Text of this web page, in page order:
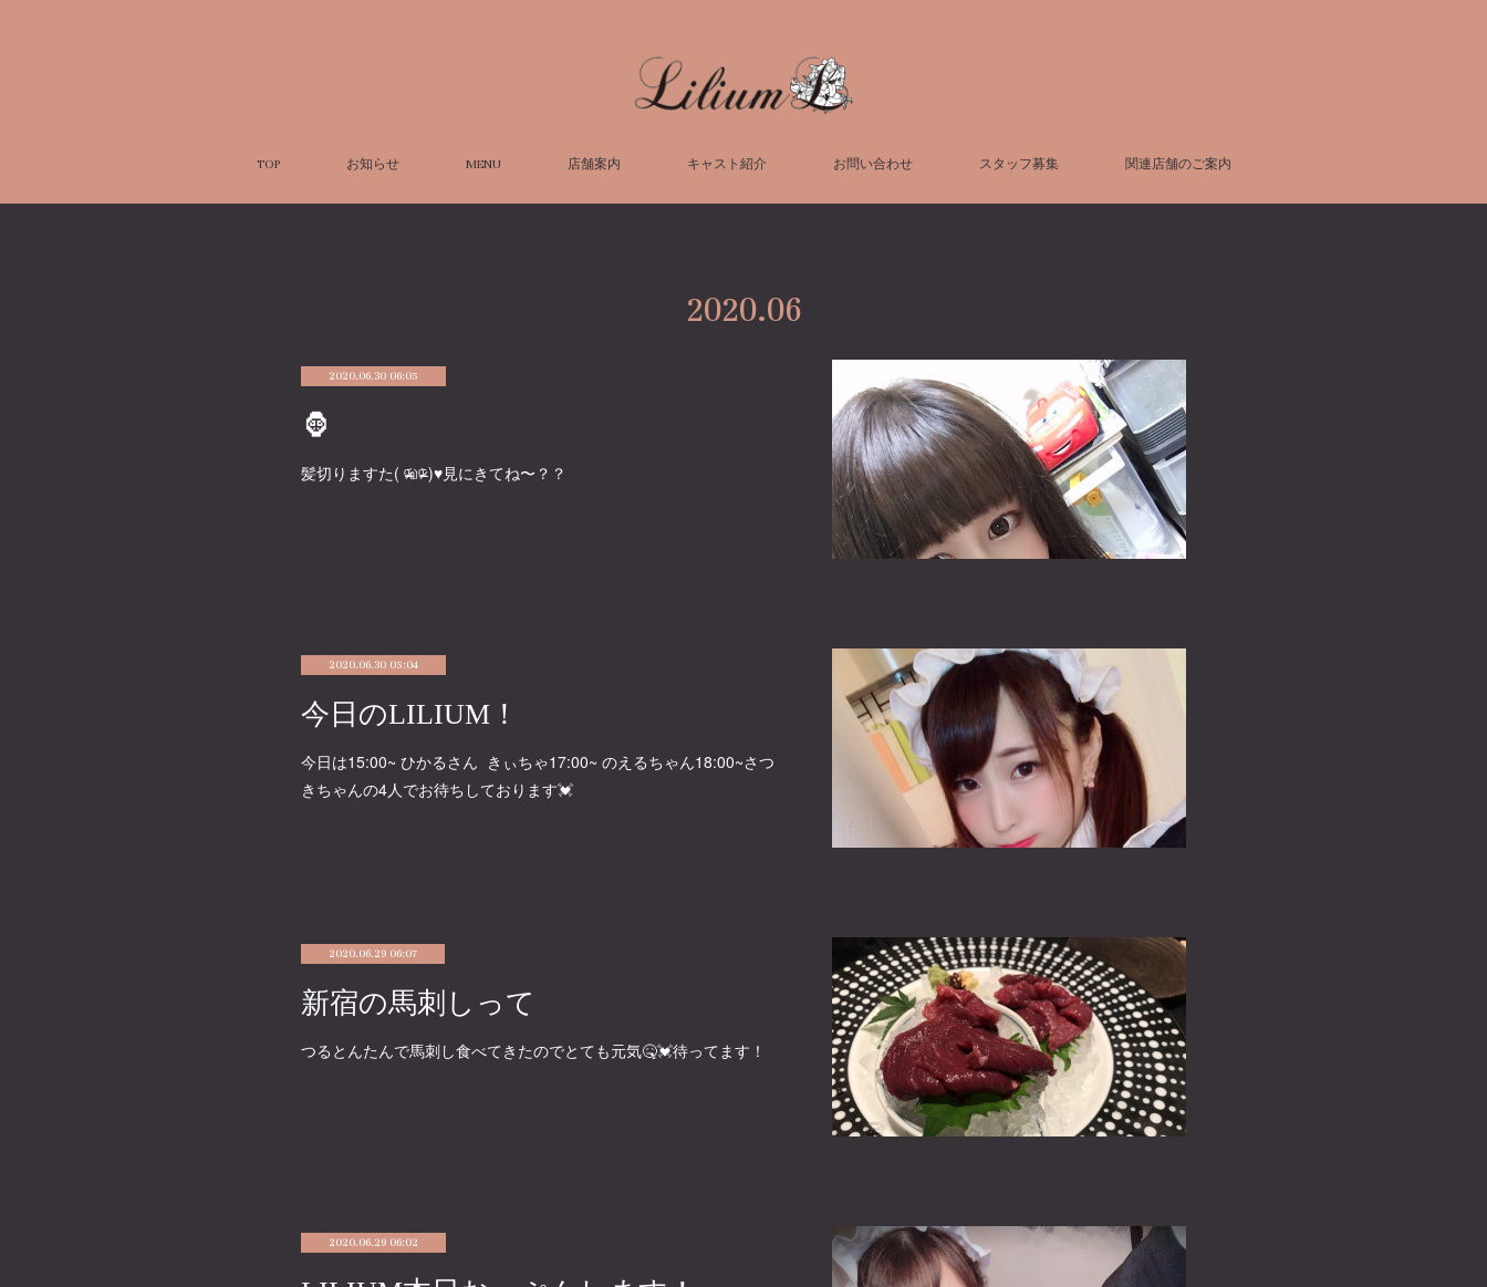
TOP お知らせ MENU 店舗案内 キャスト紹介 お問い合わせ スタッフ募集 関連店舗のご案内
2020.06
2020.06.30 06:05
🦍
髪切りますた( ᵒ̴̶̷᷄௰ᵒ̴̶̷᷅ )♥️見にきてね〜？？
2020.06.30 05:04
今日のLILIUM！
今日は15:00~ ひかるさん きぃちゃ17:00~ のえるちゃん18:00~さつ
きちゃんの4人でお待ちしております💓
2020.06.29 06:07
新宿の馬刺しって
つるとんたんで馬刺し食べてきたのでとても元気🤒💓待ってます！
2020.06.29 06:02